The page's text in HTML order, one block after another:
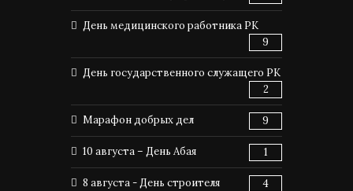
День медицинского работника РК
9
День государственного служащего РК
2
Марафон добрых дел 9
10 августа – День Абая 1
8 августа - День строителя 4